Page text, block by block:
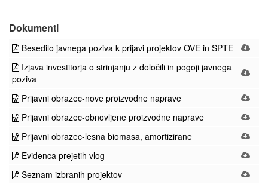
Dokumenti
Besedilo javnega poziva k prijavi projektov OVE in SPTE
Izjava investitorja o strinjanju z določili in pogoji javnega
poziva
Prijavni obrazec-nove proizvodne naprave
Prijavni obrazec-obnovljene proizvodne naprave
Prijavni obrazec-lesna biomasa, amortizirane
Evidenca prejetih vlog
Seznam izbranih projektov